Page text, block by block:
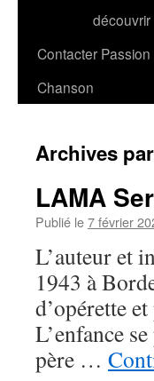
découvrir
Contacter Passion
Chanson
Archives
LAMA
Publié le7 février
L’auteur et
1943 à
d’opérette
L’enfance
père …